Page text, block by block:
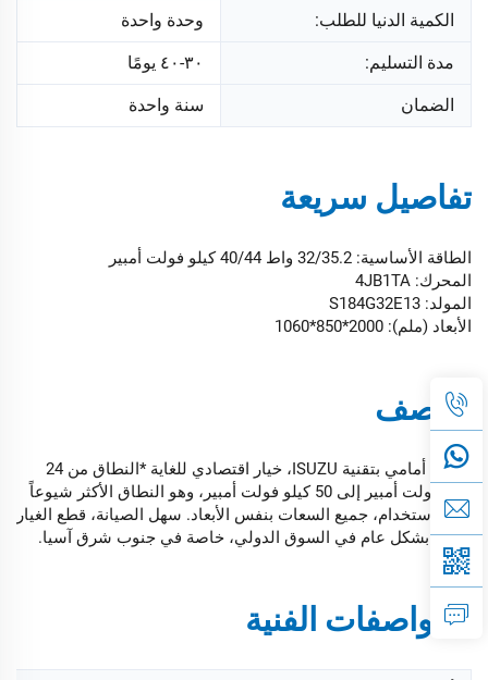
الكمية الدنيا للطلب: وحدة واحدة
مدة التسليم: ٣٠-٤٠ يومًا
الضمان سنة واحدة
تفاصيل سريعة
الطاقة الأساسية: 32/35.2 واط 40/44 كيلو فولت أمبير
المحرك: 4JB1TA
المولد: S184G32E13
الأبعاد (ملم): 2000*850*1060
الوصف
محرك أمامي بتقنية ISUZU، خيار اقتصادي للغاية *النطاق من 24
كيلو فولت أمبير إلى 50 كيلو فولت أمبير، وهو النطاق الأكثر شيوعاً
في الاستخدام، جميع السعات بنفس الأبعاد. سهل الصيانة، قطع الغيار
متاحة بشكل عام في السوق الدولي، خاصة في جنوب شرق آسيا.
المواصفات الفنية